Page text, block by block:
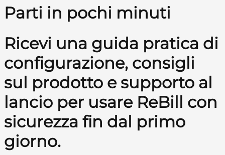
Parti in pochi minuti
Ricevi una guida pratica di
configurazione, consigli
sul prodotto e supporto al
lancio per usare ReBill con
sicurezza fin dal primo
giorno.